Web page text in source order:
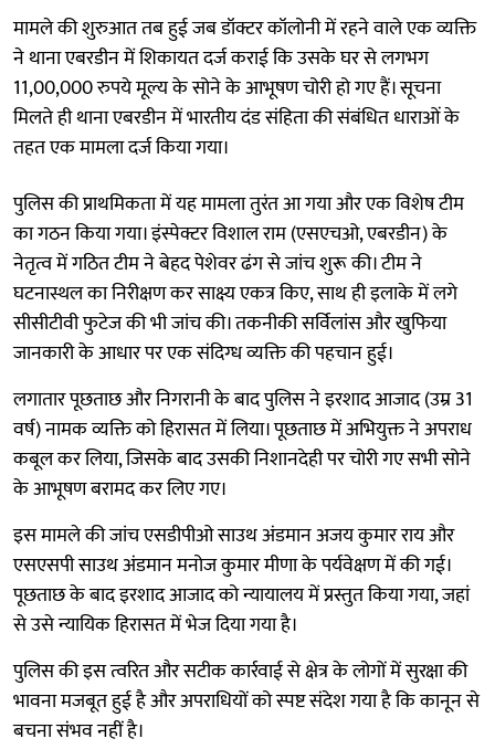
मामले की शुरुआत तब हुई जब डॉक्टर कॉलोनी में रहने वाले एक व्यक्ति
ने थाना एबरडीन में शिकायत दर्ज कराई कि उसके घर से लगभग
11,00,000 रुपये मूल्य के सोने के आभूषण चोरी हो गए हैं। सूचना
मिलते ही थाना एबरडीन में भारतीय दंड संहिता की संबंधित धाराओं के
तहत एक मामला दर्ज किया गया।
पुलिस की प्राथमिकता में यह मामला तुरंत आ गया और एक विशेष टीम
का गठन किया गया। इंस्पेक्टर विशाल राम (एसएचओ, एबरडीन) के
नेतृत्व में गठित टीम ने बेहद पेशेवर ढंग से जांच शुरू की। टीम ने
घटनास्थल का निरीक्षण कर साक्ष्य एकत्र किए, साथ ही इलाके में लगे
सीसीटीवी फुटेज की भी जांच की। तकनीकी सर्विलांस और खुफिया
जानकारी के आधार पर एक संदिग्ध व्यक्ति की पहचान हुई।
लगातार पूछताछ और निगरानी के बाद पुलिस ने इरशाद आजाद (उम्र 31
वर्ष) नामक व्यक्ति को हिरासत में लिया। पूछताछ में अभियुक्त ने अपराध
कबूल कर लिया, जिसके बाद उसकी निशानदेही पर चोरी गए सभी सोने
के आभूषण बरामद कर लिए गए।
इस मामले की जांच एसडीपीओ साउथ अंडमान अजय कुमार राय और
एसएसपी साउथ अंडमान मनोज कुमार मीणा के पर्यवेक्षण में की गई।
पूछताछ के बाद इरशाद आजाद को न्यायालय में प्रस्तुत किया गया, जहां
से उसे न्यायिक हिरासत में भेज दिया गया है।
पुलिस की इस त्वरित और सटीक कार्रवाई से क्षेत्र के लोगों में सुरक्षा की
भावना मजबूत हुई है और अपराधियों को स्पष्ट संदेश गया है कि कानून से
बचना संभव नहीं है।